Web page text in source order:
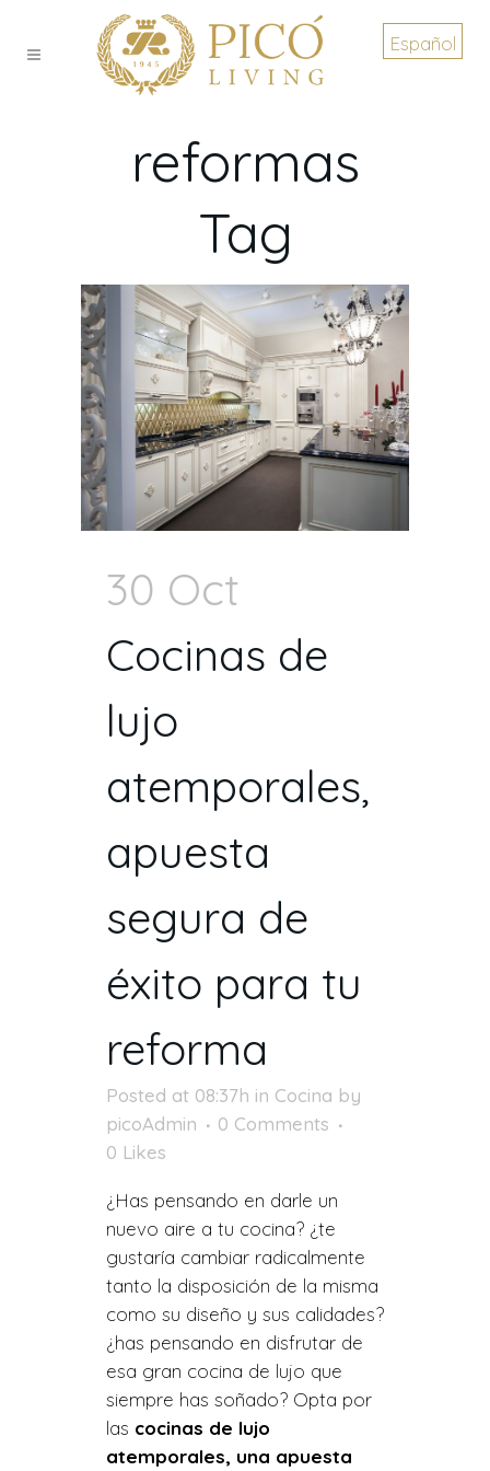
Español
reformas
Tag
30 Oct
Cocinas de
lujo
atemporales,
apuesta
segura de
éxito para tu
reforma
Posted at 08:37h in Cocina by
picoAdmin
0 Comments
0 Likes
¿Has pensando en darle un
nuevo aire a tu cocina? ¿te
gustaría cambiar radicalmente
tanto la disposición de la misma
como su diseño y sus calidades?
¿has pensando en disfrutar de
esa gran cocina de lujo que
siempre has soñado? Opta por
las cocinas de lujo
atemporales, una apuesta